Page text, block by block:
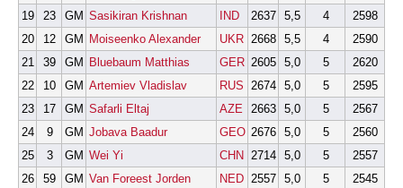
19
23 GM Sasikiran Krishnan IND 2637 5,5 4
2598
20
12 GM Moiseenko Alexander UKR 2668 5,5 4
2590
21
39 GM Bluebaum Matthias GER 2605 5,0 5
2620
22
10 GM Artemiev Vladislav RUS 2674 5,0 5
2595
23
17 GM Safarli Eltaj AZE 2663 5,0 5
2567
24
9 GM Jobava Baadur GEO 2676 5,0 5
2560
25
3 GM Wei Yi CHN 2714 5,0 5
2557
26
59 GM Van Foreest Jorden NED 2557 5,0 5
2545